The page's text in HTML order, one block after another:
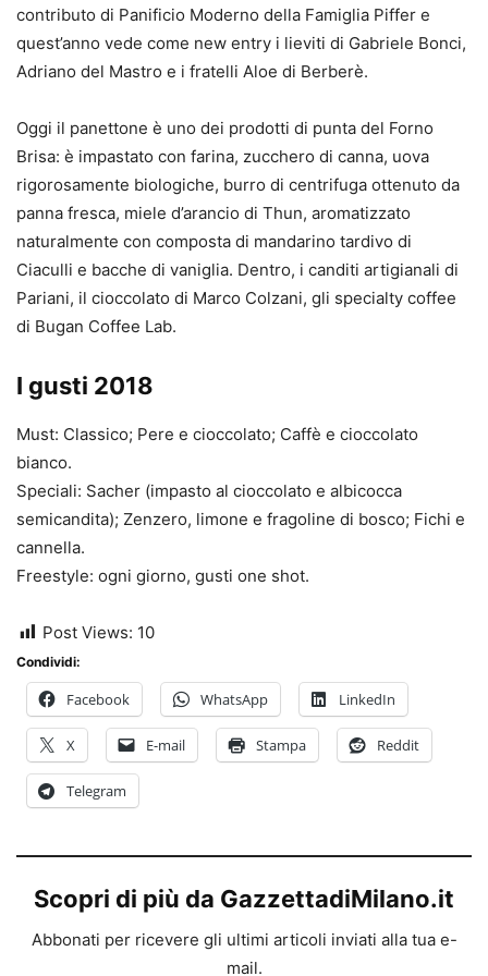
contributo di Panificio Moderno della Famiglia Piffer e
quest’anno vede come new entry i lieviti di Gabriele Bonci,
Adriano del Mastro e i fratelli Aloe di Berberè.
Oggi il panettone è uno dei prodotti di punta del Forno
Brisa: è impastato con farina, zucchero di canna, uova
rigorosamente biologiche, burro di centrifuga ottenuto da
panna fresca, miele d’arancio di Thun, aromatizzato
naturalmente con composta di mandarino tardivo di
Ciaculli e bacche di vaniglia. Dentro, i canditi artigianali di
Pariani, il cioccolato di Marco Colzani, gli specialty coffee
di Bugan Coffee Lab.
I gusti 2018
Must: Classico; Pere e cioccolato; Caffè e cioccolato
bianco.
Speciali: Sacher (impasto al cioccolato e albicocca
semicandita); Zenzero, limone e fragoline di bosco; Fichi e
cannella.
Freestyle: ogni giorno, gusti one shot.
Post Views: 10
Condividi:
Facebook WhatsApp LinkedIn
X E-mail Stampa Reddit
Telegram
Scopri di più da GazzettadiMilano.it
Abbonati per ricevere gli ultimi articoli inviati alla tua e-
mail.